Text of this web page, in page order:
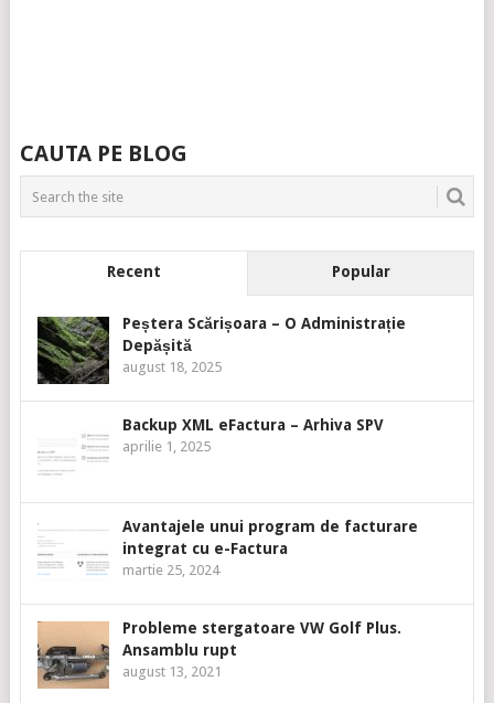
CAUTA PE BLOG
Recent Popular
Peștera Scărișoara – O Administrație
Depășită
august 18, 2025
Backup XML eFactura – Arhiva SPV
aprilie 1, 2025
Avantajele unui program de facturare
integrat cu e-Factura
martie 25, 2024
Probleme stergatoare VW Golf Plus.
Ansamblu rupt
august 13, 2021